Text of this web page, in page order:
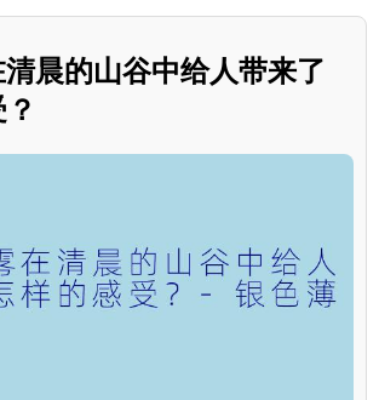
晨的山谷中给人带来了